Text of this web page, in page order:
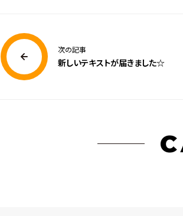
次の記事
新しいテキストが届きました☆